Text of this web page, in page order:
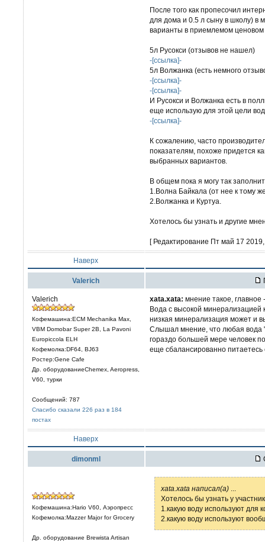
После того как пропесочил
для дома и 0.5 л сыну в школу) в
варианты в приемлемом ценовом
5л Русокси (отзывов не нашел)
-[ссылка]-
5л Волжанка (есть немного
-[ссылка]-
-[ссылка]-
И Русокси и Волжанка есть в
еще использую для этой цели
-[ссылка]-
К сожалению, часто
показателям, похоже придется
выбранных вариантов.
В общем пока я могу так
1.Волна Байкала (от нее к тому
2.Волжанка и Куртуа.
Хотелось бы узнать и другие
[ Редактирование Пт май 17
Наверх
Valerich
Valerich
Кофемашина:ECM Mechanika Max,
VBM Domobar Super 2B, La Pavoni
Europiccola ELH
Кофемолка:DF64, BJ63
Ростер:Gene Cafe
Др. оборудованиеChemex, Aeropress,
V60, турки
Сообщений: 787
Спасибо сказали 226 раз в 184
постах
xata.xata: мнение такое,
Вода с высокой минерализацией
низкая минерализация может и
Слышал мнение, что любая вода
гораздо большей мере человек
еще сбалансированно
Наверх
dimonml
Кофемашина:Hario V60, Аэропресс
Кофемолка:Mazzer Major for Grocery
Др. оборудование Brewista Artisan
xata.xata написал(а)
Хотелось бы узнать у
1.какую воду используют для
2.какую воду используют